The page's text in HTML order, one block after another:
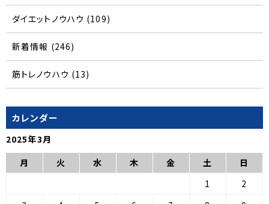
ダイエットノウハウ (109)
新着情報 (246)
筋トレノウハウ (13)
カレンダー
2025年3月
月
火 水 木 金 土
日
1
2